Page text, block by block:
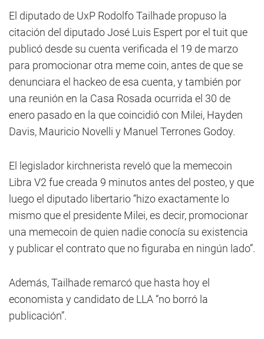
El diputado de UxP Rodolfo Tailhade propuso la
citación del diputado José Luis Espert por el tuit que
publicó desde su cuenta verificada el 19 de marzo
para promocionar otra meme coin, antes de que se
denunciara el hackeo de esa cuenta, y también por
una reunión en la Casa Rosada ocurrida el 30 de
enero pasado en la que coincidió con Milei, Hayden
Davis, Mauricio Novelli y Manuel Terrones Godoy.
El legislador kirchnerista reveló que la memecoin
Libra V2 fue creada 9 minutos antes del posteo, y que
luego el diputado libertario “hizo exactamente lo
mismo que el presidente Milei, es decir, promocionar
una memecoin de quien nadie conocía su existencia
y publicar el contrato que no figuraba en ningún lado”.
Además, Tailhade remarcó que hasta hoy el
economista y candidato de LLA “no borró la
publicación”.